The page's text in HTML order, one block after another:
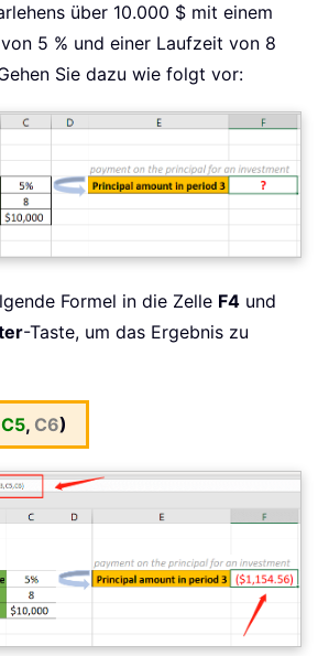
über 10.000 $ mit einem
5 % und einer Laufzeit von 8
Sie dazu wie folgt vor:
Formel in die Zelle F4 und
-Taste, um das Ergebnis zu
C5, C6)